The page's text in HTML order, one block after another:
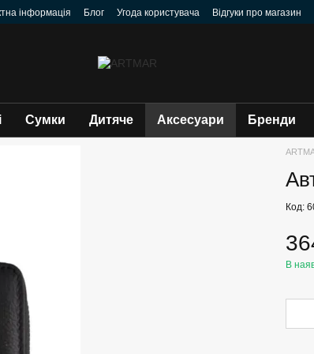
інформація Блог Угода користувача
Відгуки про магазин
Сумки Дитяче Аксесуари Бренди
Код:
В